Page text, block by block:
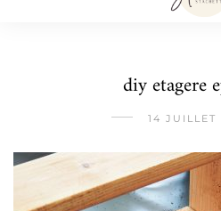
diy etagere
14 JUILLET